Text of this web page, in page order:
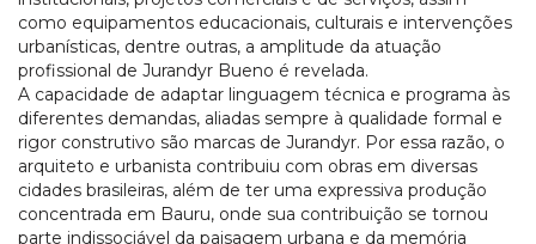
como equipamentos educacionais, culturais e intervenções
urbanísticas, dentre outras, a amplitude da atuação
profissional de Jurandyr Bueno é revelada.
A capacidade de adaptar linguagem técnica e programa às
diferentes demandas, aliadas sempre à qualidade formal e
rigor construtivo são marcas de Jurandyr. Por essa razão, o
arquiteto e urbanista contribuiu com obras em diversas
cidades brasileiras, além de ter uma expressiva produção
concentrada em Bauru, onde sua contribuição se tornou
parte indissociável da paisagem urbana e da memória